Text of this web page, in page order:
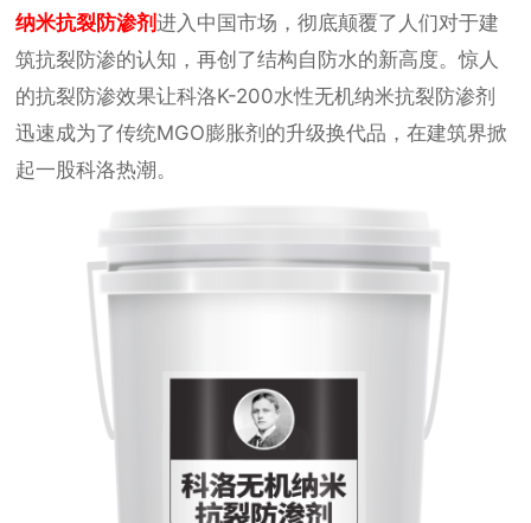
纳米抗裂防渗剂进入中国市场，彻底颠覆了人们对于建
筑抗裂防渗的认知，再创了结构自防水的新高度。惊人
的抗裂防渗效果让科洛K-200水性无机纳米抗裂防渗剂
迅速成为了传统MGO膨胀剂的升级换代品，在建筑界掀
起一股科洛热潮。